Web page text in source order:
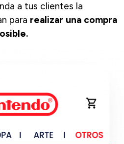
a tus clientes la
para realizar una compra